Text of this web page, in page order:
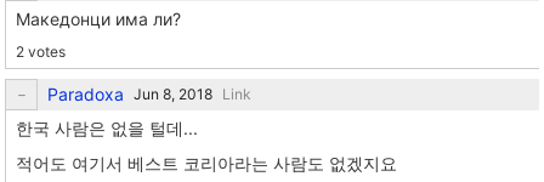
Македонци има ли?
2 votes
Paradoxa Link
한국 사람은 없을 털데...
적어도 여기서 베스트 코리아라는 사람도 없겠지요